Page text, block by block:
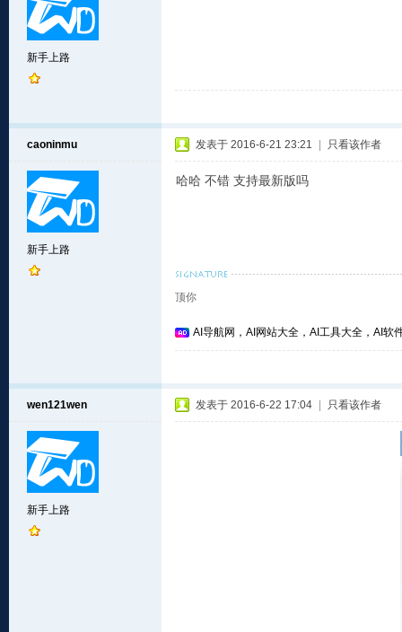
新手上路
caoninmu
新手上路
发表于 2016-6-21 23:21 只看该作者
哈哈 不错 支持最新版吗
顶你
AI导航网，AI网站大全，AI工具大全，AI软
wen121wen
新手上路
发表于 2016-6-22 17:04 只看该作者